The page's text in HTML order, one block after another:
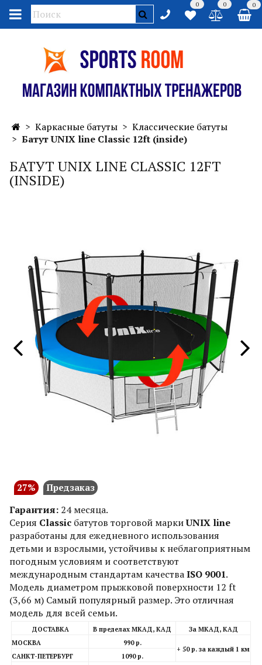
0 0 0
Каркасные батуты
Классические батуты
Батут UNIX line Classic 12ft (inside)
БАТУТ UNIX LINE CLASSIC 12FT
(INSIDE)
27% Предзаказ
Гарантия: 24 месяца.
Серия Classic батутов торговой маркиUNIX line
разработаны для ежедневного использования
детьми и взрослыми, устойчивы к неблагоприятным
погодным условиям и соответствуют
международным стандартам качестваISO 9001.
Модель диаметром прыжковой поверхности 12 ft
(3,66 м) Самый популярный размер. Это отличная
модель для всей семьи.
ДОСТАВКА В пределах МКАД, КАД
За МКАД, КАД
МОСКВА
990 р.
+ 50 р. за каждый 1 км
САНКТ-ПЕТЕРБУРГ
1090 р.